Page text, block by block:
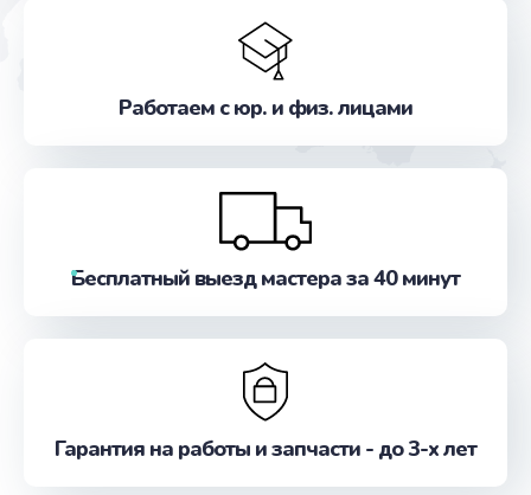
Работаем с юр. и физ. лицами
Бесплатный выезд мастера за 40 минут
Гарантия на работы и запчасти - до 3-х лет